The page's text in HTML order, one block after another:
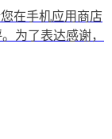
在手机应用商店
为了表达感谢，